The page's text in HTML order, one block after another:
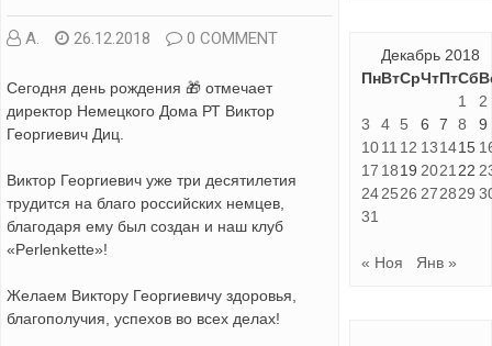
А. 26.12.2018 0 COMMENT
Сегодня день рождения 🎁 отмечает
директор Немецкого Дома РТ Виктор
Георгиевич Диц.
Виктор Георгиевич уже три десятилетия
трудится на благо российских немцев,
благодаря ему был создан и наш клуб
«Perlenkette»!
Желаем Виктору Георгиевичу здоровья,
благополучия, успехов во всех делах!
Декабрь 2018
ПнВтСрЧтПтСб
1
2
3
4 5 6 7 8
9
1011 12 131415
17 1819 2021 22
242526 272829
31
« Ноя Янв »